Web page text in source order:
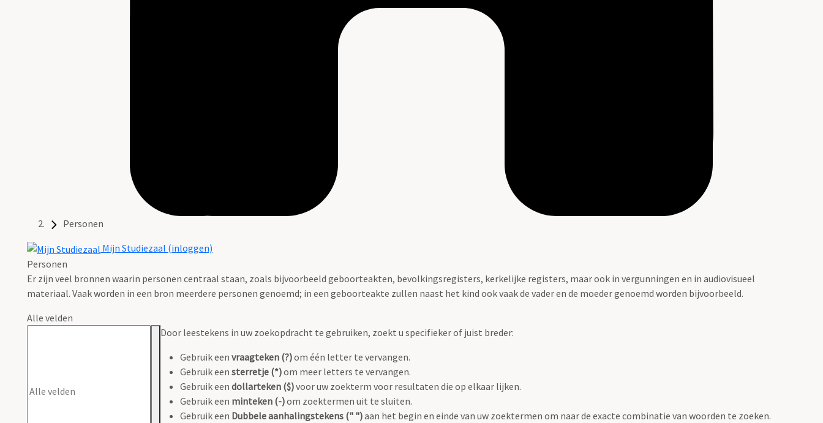
Personen
Mijn Studiezaal (inloggen)
Personen
Er zijn veel bronnen waarin personen centraal staan, zoals bijvoorbeeld geboorteakten, bevolkingsregisters, kerkelijke registers, maar ook in vergunningen en in audiovisueel
materiaal. Vaak worden in een bron meerdere personen genoemd; in een geboorteakte zullen naast het kind ook vaak de vader en de moeder genoemd worden bijvoorbeeld.
Alle velden
Door leestekens in uw zoekopdracht te gebruiken, zoekt u specifieker of juist breder:
Gebruik een vraagteken (?)om één letter te vervangen.
Gebruik een sterretje (*)om meer letters te vervangen.
Gebruik een dollarteken ($)voor uw zoekterm voor resultaten die op elkaar lijken.
Gebruik een minteken (-)om zoektermen uit te sluiten.
Gebruik een Dubbele aanhalingstekens (" ")aan het begin en einde van uw zoektermen om naar de exacte combinatie van woorden te zoeken.